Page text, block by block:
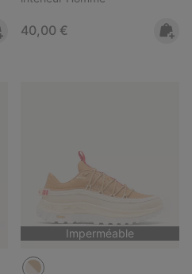
Regular price:
40,00 €
Imperméable